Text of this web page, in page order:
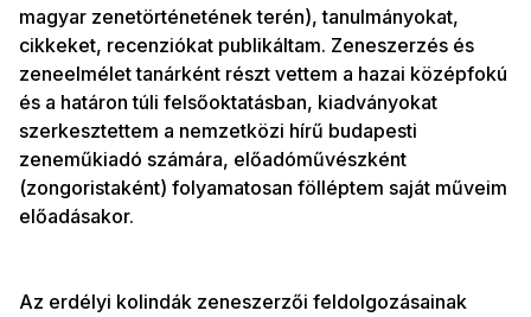
magyar zenetörténetének terén), tanulmányokat,
cikkeket, recenziókat publikáltam. Zeneszerzés és
zeneelmélet tanárként részt vettem a hazai középfokú
és a határon túli felsőoktatásban, kiadványokat
szerkesztettem a nemzetközi hírű budapesti
zeneműkiadó számára, előadóművészként
(zongoristaként) folyamatosan fölléptem saját műveim
előadásakor.
Az erdélyi kolindák zeneszerzői feldolgozásainak